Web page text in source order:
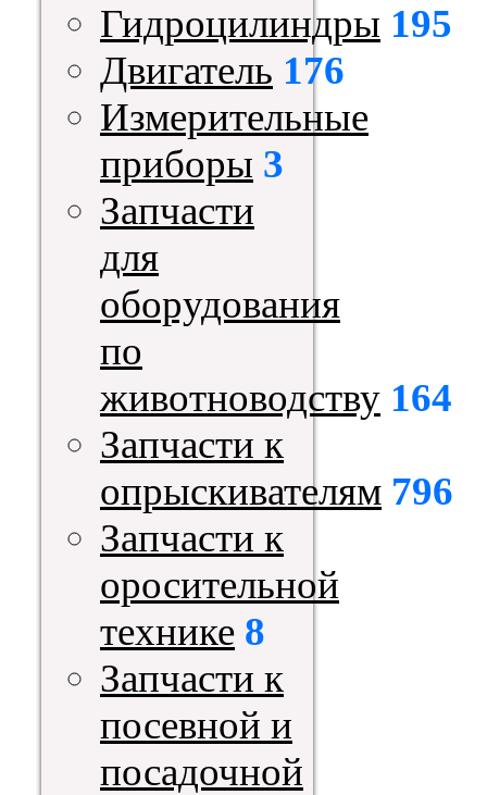
Гидроцилиндры 195
Двигатель 176
Измерительные
приборы 3
Запчасти
для
оборудования
по
животноводству 164
Запчасти к
опрыскивателям 796
Запчасти к
оросительной
технике 8
Запчасти к
посевной и
посадочной